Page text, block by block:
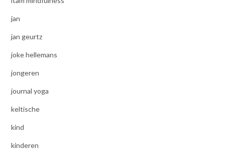
jan
jan geurtz
joke hellemans
jongeren
journal yoga
keltische
kind
kinderen